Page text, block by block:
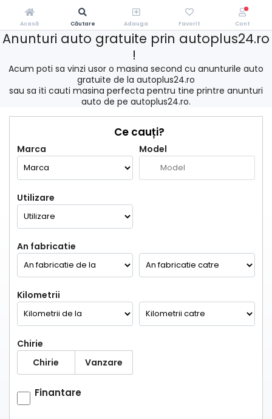
Anunturi auto gratuite prin autoplus24.ro
!
Acum poti sa vinzi usor o masina second cu anunturile auto
gratuite de la autoplus24.ro
sau sa iti cauti masina perfecta pentru tine printre anunturi
auto de pe autoplus24.ro.
Ce cauți?
Marca Model
Utilizare
An fabricatie
Kilometrii
Chirie
Chirie
Vanzare
Finantare
Acasă Căutare Adauga Favorit Cont